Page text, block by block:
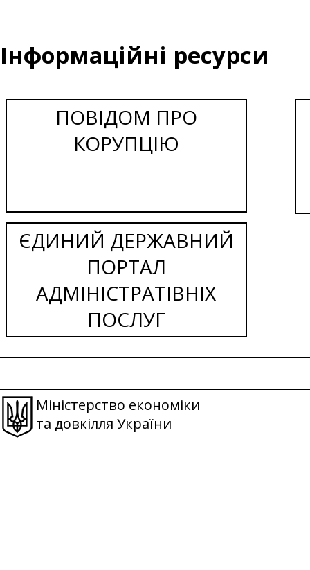
Інформаційні ресурси
ПОВІДОМ ПРО
КОРУПЦІЮ
ЄДИНИЙ ДЕРЖАВНИЙ
ПОРТАЛ
АДМІНІСТРАТІВНІХ
ПОСЛУГ
Міністерство економіки
та довкілля України